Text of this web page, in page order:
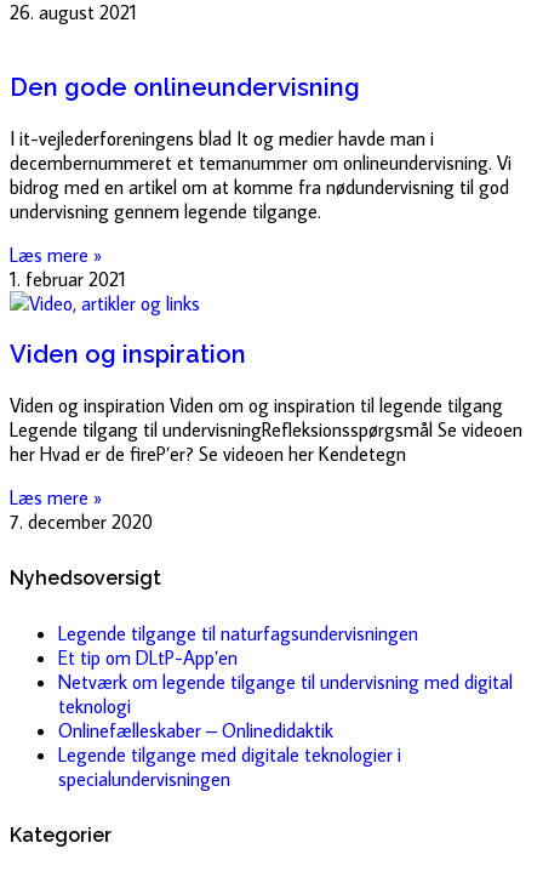
26. august 2021
Den gode onlineundervisning
I it-vejlederforeningens blad It og medier havde man i
decembernummeret et temanummer om onlineundervisning. Vi
bidrog med en artikel om at komme fra nødundervisning til god
undervisning gennem legende tilgange.
Læs mere »
1. februar 2021
Viden og inspiration
Viden og inspiration Viden om og inspiration til legende tilgang
Legende tilgang til undervisningRefleksionsspørgsmål Se videoen
her Hvad er de fireP’er? Se videoen her Kendetegn
Læs mere »
7. december 2020
Nyhedsoversigt
Legende tilgange til naturfagsundervisningen
Et tip om DLtP-App’en
Netværk om legende tilgange til undervisning med digital
teknologi
Onlinefælleskaber – Onlinedidaktik
Legende tilgange med digitale teknologier i
specialundervisningen
Kategorier